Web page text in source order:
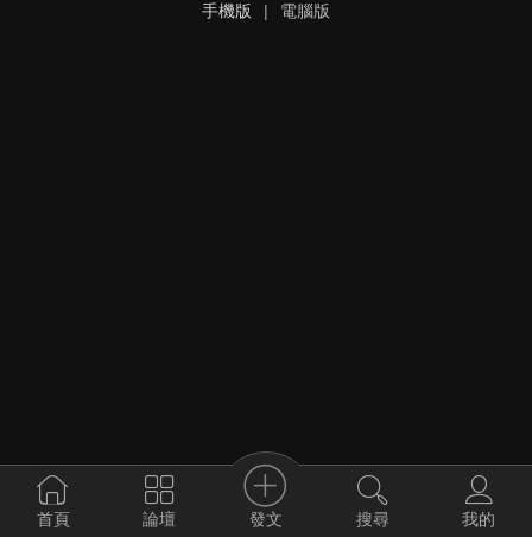
手機版
| 電腦版
首頁 論壇 發文 搜尋 我的